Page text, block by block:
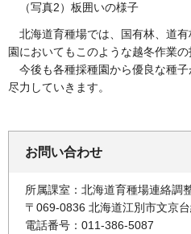
（写真2）板囲いの様子
北海道育種場では、国有林、道
園においてもこのような越冬作業の
今後も各種採種園から優良な種
尽力していきます。
お問い合わせ
所属課室：北海道育種場連絡調
〒069-0836 北海道江別市文京
電話番号：011-386-5087